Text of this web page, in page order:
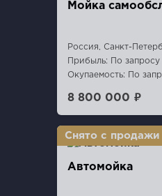
Мойка
Россия, Санкт-
Прибыль: По запросу
Окупаемость: По
8 800 000 ₽
Автомойка